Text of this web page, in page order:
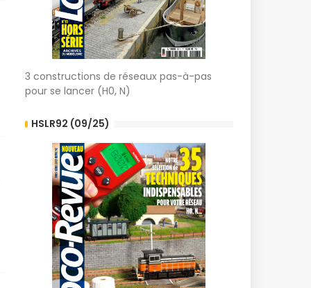
3 constructions de réseaux pas-à-pas
pour se lancer (H0, N)
HSLR92 (09/25)